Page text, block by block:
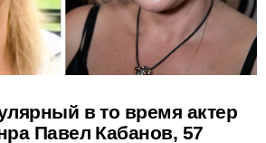
в то время актер
Павел Кабанов, 57